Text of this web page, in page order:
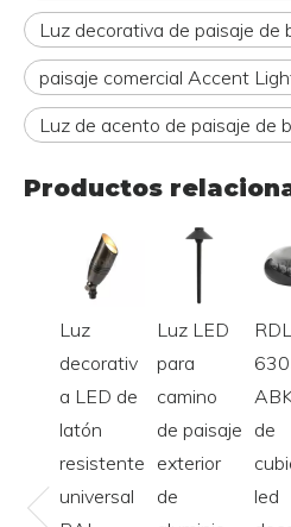
Luz decorativa de paisaje de
paisaje comercial Accent
Luz de acento de paisaje de
Productos
Luz
decorativ
a LED de
latón
resistente
universal
Luz LED
para
camino
de paisaje
exterior
de
de
led